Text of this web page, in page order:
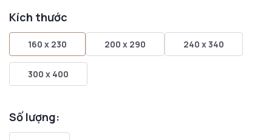
Kích thước
160 x 230 200 x 290 240 x 340
300 x 400
Số lượng: